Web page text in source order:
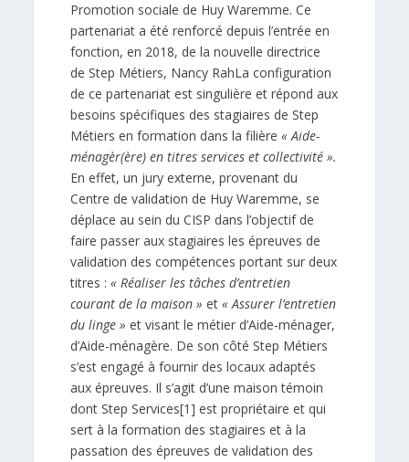
Promotion sociale de Huy Waremme. Ce
partenariat a été renforcé depuis l’entrée en
fonction, en 2018, de la nouvelle directrice
de Step Métiers, Nancy RahLa configuration
de ce partenariat est singulière et répond aux
besoins spécifiques des stagiaires de Step
Métiers en formation dans la filière« Aide-
ménagèr(ère) en titres services et collectivité ».
En effet, un jury externe, provenant du
Centre de validation de Huy Waremme, se
déplace au sein du CISP dans l’objectif de
faire passer aux stagiaires les épreuves de
validation des compétences portant sur deux
titres :« Réaliser les tâches d’entretien
courant de la maison »et«Assurer l’entretien
du linge »et visant le métier d’Aide-ménager,
d’Aide-ménagère. De son côté Step Métiers
s’est engagé à fournir des locaux adaptés
aux épreuves. Il s’agit d’une maison témoin
dont Step Services[1] est propriétaire et qui
sert à la formation des stagiaires et à la
passation des épreuves de validation des